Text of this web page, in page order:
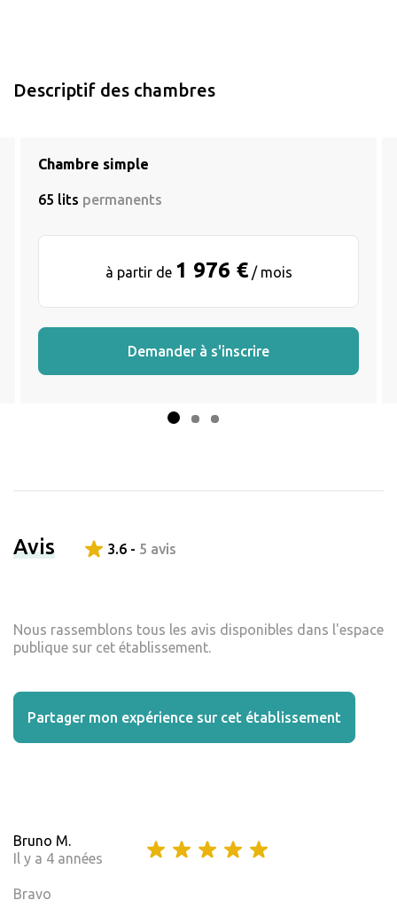
Descriptif des chambres
Chambre simple
65 lits permanents
à partir de 1 976 €/ mois
Demander à s'inscrire
Avis 3.6 - 5 avis
Nous rassemblons tous les avis disponibles dans l'espace
publique sur cet établissement.
Partager mon expérience sur cet établissement
Bruno M.
Il y a 4 années
Bravo